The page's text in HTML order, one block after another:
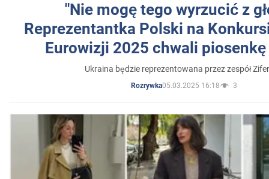
"Nie mogę tego wyrzucić z
Reprezentantka Polski na
Eurowizji 2025 chwali
Ukraina będzie reprezentowana przez zespół
Rozrywka05.03.2025 16:18 3